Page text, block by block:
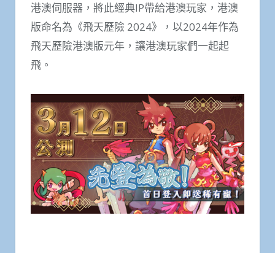
港澳伺服器，將此經典IP帶給港澳玩家，港澳
版命名為《飛天歷險 2024》，以2024年作為
飛天歷險港澳版元年，讓港澳玩家們一起起
飛。